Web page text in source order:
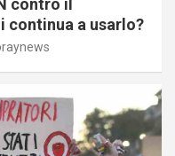
contro il
continua a usarlo?